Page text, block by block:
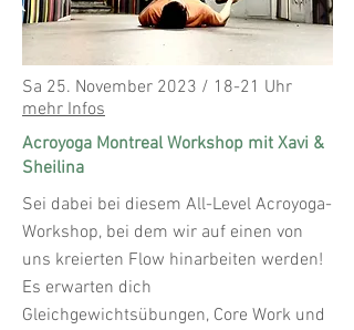
Sa 25. November 2023 / 18-21 Uhr
mehr Infos
Acroyoga Montreal Workshop mit Xavi &
Sheilina
Sei dabei bei diesem All-Level Acroyoga-
Workshop, bei dem wir auf einen von
uns kreierten Flow hinarbeiten werden!
Es erwarten dich
Gleichgewichtsübungen, Core Work und